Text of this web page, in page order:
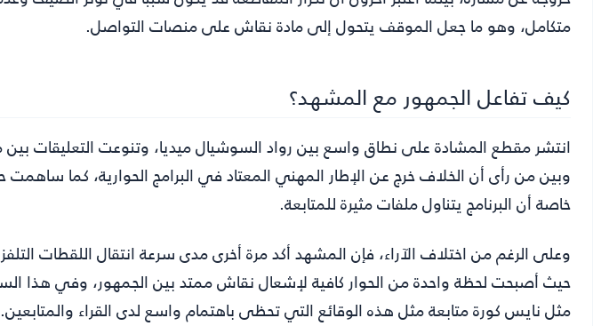
متكامل، وهو ما جعل الموقف يتحول إلى مادة نقاش على منصات التواصل.
كيف تفاعل الجمهور مع المشهد؟
انتشر مقطع المشادة على نطاق واسع بين رواد السوشيال ميديا، وتنوعت التعليقات بين
وبين من رأى أن الخلاف خرج عن الإطار المهني المعتاد في البرامج الحوارية، كما ساهمت
خاصة أن البرنامج يتناول ملفات مثيرة للمتابعة.
وعلى الرغم من اختلاف الآراء، فإن المشهد أكد مرة أخرى مدى سرعة انتقال اللقطات
حيث أصبحت لحظة واحدة من الحوار كافية لإشعال نقاش ممتد بين الجمهور، وفي هذا
مثل نايس كورة متابعة مثل هذه الوقائع التي تحظى باهتمام واسع لدى القراء والمتابعين.